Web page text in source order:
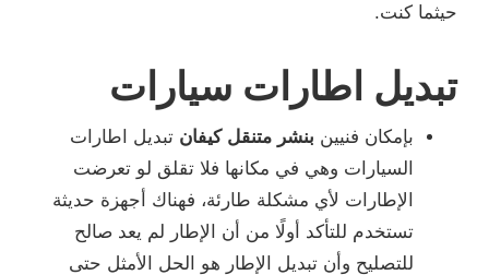
حيثما كنت.
تبديل اطارات سيارات
بإمكان فنيين بنشر متنقل كيفان تبديل اطارات
السيارات وهي في مكانها فلا تقلق لو تعرضت
الإطارات لأي مشكلة طارئة، فهناك أجهزة حديثة
تستخدم للتأكد أولًا من أن الإطار لم يعد صالح
للتصليح وأن تبديل الإطار هو الحل الأمثل حتى